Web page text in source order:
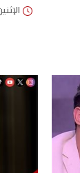
الإثنين 19/أغسطس/2024 -